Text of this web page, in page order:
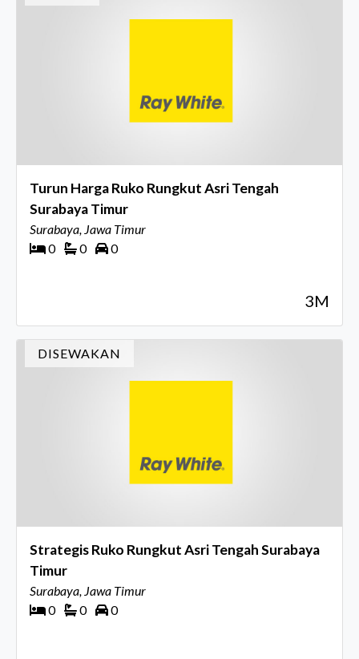
Turun Harga Ruko Rungkut Asri Tengah
Surabaya Timur
Surabaya, Jawa Timur
0
0 0
3M
DISEWAKAN
Strategis Ruko Rungkut Asri Tengah Surabaya
Timur
Surabaya, Jawa Timur
0
0 0